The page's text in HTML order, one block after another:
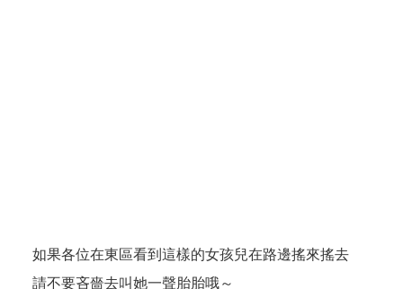
如果各位在東區看到這樣的女孩兒在路邊搖來搖去
請不要吝嗇去叫她一聲胎胎哦～